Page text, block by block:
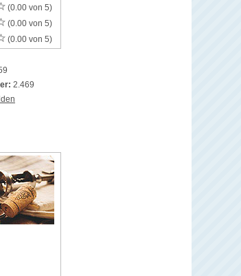
(0.00 von 5)
(0.00 von 5)
(0.00 von 5)
2.469